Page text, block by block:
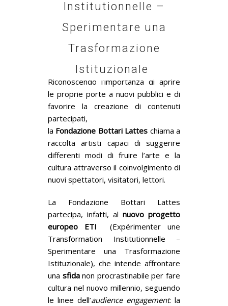
Institutionnelle –
Sperimentare una
Trasformazione
Istituzionale
Riconoscendo l’importanza di aprire
le proprie porte a nuovi pubblici e di
favorire la creazione di contenuti
partecipati,
la Fondazione Bottari Lattes chiama a
raccolta artisti capaci di suggerire
differenti modi di fruire l’arte e la
cultura attraverso il coinvolgimento di
nuovi spettatori, visitatori, lettori.
La Fondazione Bottari Lattes
partecipa, infatti, al nuovo progetto
europeo ETI (Expérimenter une
Transformation Institutionnelle –
Sperimentare una Trasformazione
Istituzionale), che intende affrontare
una sfidanon procrastinabile per fare
cultura nel nuovo millennio, seguendo
le linee dell’audience engagement: la